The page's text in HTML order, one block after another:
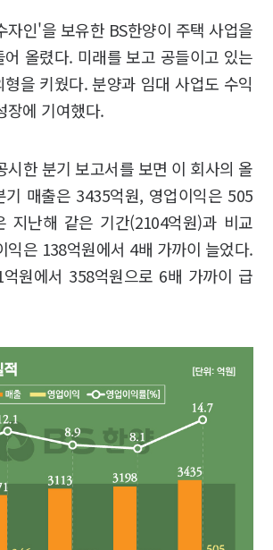
자인'을 보유한 BS한양이 주택 사업을
올렸다. 미래를 보고 공들이고 있는
을 키웠다. 분양과 임대 사업도 수익
장에 기여했다.
시한 분기 보고서를 보면 이 회사의 올
매출은 3435억원, 영업이익은 505
지난해 같은 기간(2104억원)과 비교
익은 138억원에서 4배 가까이 늘었다.
원에서 358억원으로 6배 가까이 급